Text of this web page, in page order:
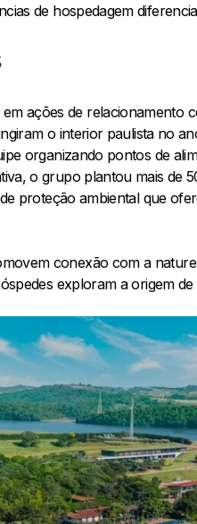
de hospedagem
ações de relacionamento
o interior paulista no
organizando pontos de
o grupo plantou mais de
proteção ambiental que
conexão com a
exploram a origem